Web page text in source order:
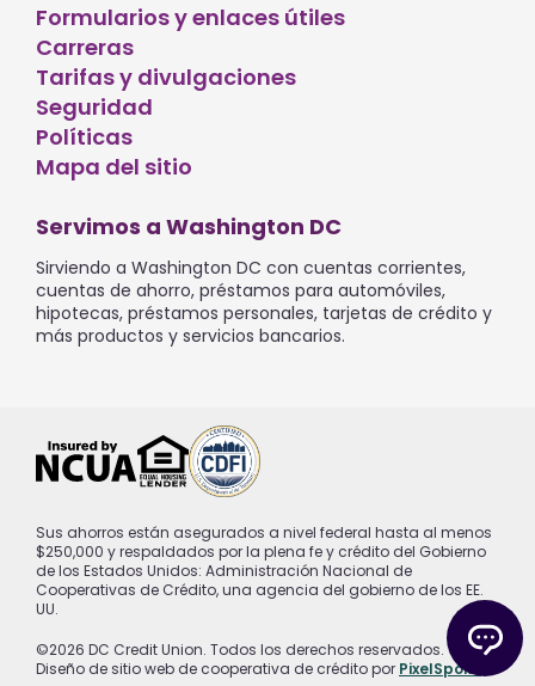
Formularios y enlaces útiles
Carreras
Tarifas y divulgaciones
Seguridad
Políticas
Mapa del sitio
Servimos a Washington DC
Sirviendo a Washington DC con cuentas corrientes,
cuentas de ahorro, préstamos para automóviles,
hipotecas, préstamos personales, tarjetas de crédito y
más productos y servicios bancarios.
Sus ahorros están asegurados a nivel federal hasta al menos
$250,000 y respaldados por la plena fe y crédito del Gobierno
de los Estados Unidos: Administración Nacional de
Cooperativas de Crédito, una agencia del gobierno de los EE.
UU.
©2026 DC Credit Union. Todos los derechos reservados.
Diseño de sitio web de cooperativa de crédito por PixelSpoke